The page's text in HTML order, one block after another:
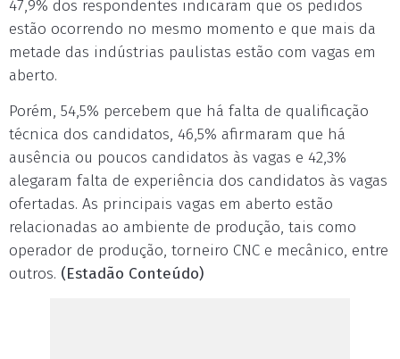
47,9% dos respondentes indicaram que os pedidos
estão ocorrendo no mesmo momento e que mais da
metade das indústrias paulistas estão com vagas em
aberto.
Porém, 54,5% percebem que há falta de qualificação
técnica dos candidatos, 46,5% afirmaram que há
ausência ou poucos candidatos às vagas e 42,3%
alegaram falta de experiência dos candidatos às vagas
ofertadas. As principais vagas em aberto estão
relacionadas ao ambiente de produção, tais como
operador de produção, torneiro CNC e mecânico, entre
outros. (Estadão Conteúdo)